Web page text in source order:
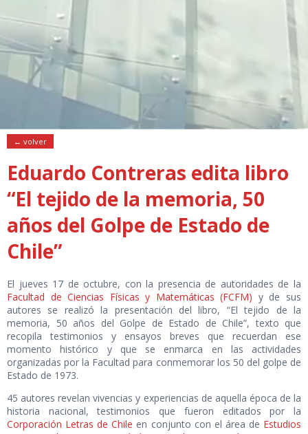
← volver
Eduardo Contreras edita libro
“El tejido de la memoria, 50
años del Golpe de Estado de
Chile”
El jueves 17 de octubre, con la presencia de autoridades de la
Facultad de Ciencias Físicas y Matemáticas (FCFM) y de sus
autores se realizó la presentación del libro, “El tejido de la
memoria, 50 años del Golpe de Estado de Chile”, texto que
recopila testimonios y ensayos breves que recuerdan ese
momento histórico y que se enmarca en las actividades
organizadas por la Facultad para conmemorar los 50 del golpe de
Estado de 1973.
45 autores revelan vivencias y experiencias de aquella época de la
historia nacional, testimonios que fueron editados por la
Corporación Letras de Chile en conjunto con el área de Estudios